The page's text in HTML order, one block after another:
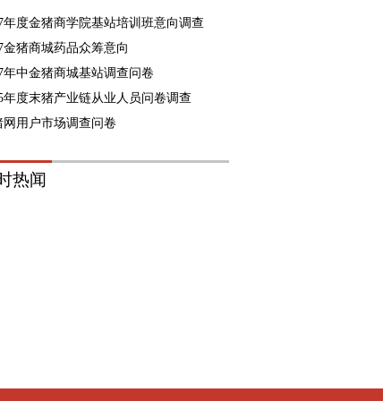
年度金猪商学院基站培训班意向调查
金猪商城药品众筹意向
年中金猪商城基站调查问卷
年度末猪产业链从业人员问卷调查
网用户市场调查问卷
热闻